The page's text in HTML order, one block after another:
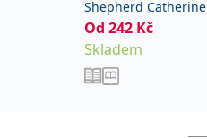
Shepherd Catherine
Od 242 Kč
Skladem